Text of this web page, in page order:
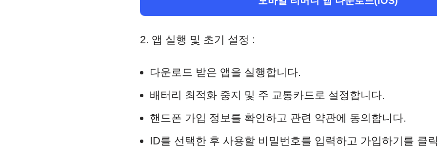
2. 앱 실행 및 초기 설정 :
다운로드 받은 앱을 실행합니다.
배터리 최적화 중지 및 주 교통카드로 설정합니다.
핸드폰 가입 정보를 확인하고 관련 약관에 동의합니다.
ID를 선택한 후 사용할 비밀번호를 입력하고 가입하기를 클